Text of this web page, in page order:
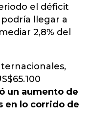
el déficit
llegar a
2,8% del
un aumento de
en lo corrido de